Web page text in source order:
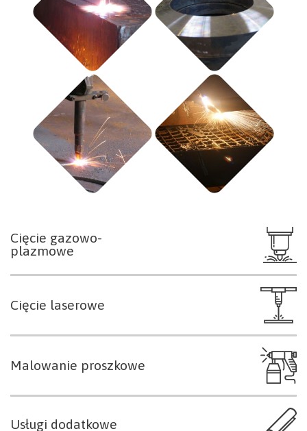
Cięcie gazowo-
plazmowe
Cięcie laserowe
Malowanie proszkowe
Usługi dodatkowe